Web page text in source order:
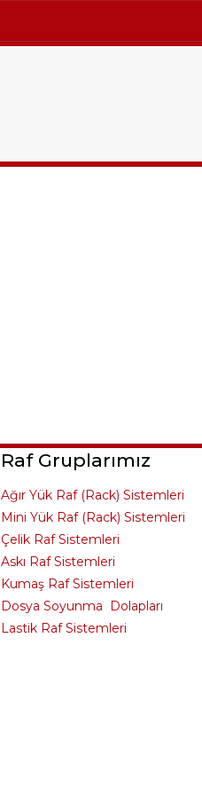
Raf Gruplarımız
Ağır Yük Raf (Rack) Sistemleri
Mini Yük Raf (Rack) Sistemleri
Çelik Raf Sistemleri
Askı Raf Sistemleri
Kumaş Raf Sistemleri
Dosya Soyunma Dolapları
Lastik Raf Sistemleri